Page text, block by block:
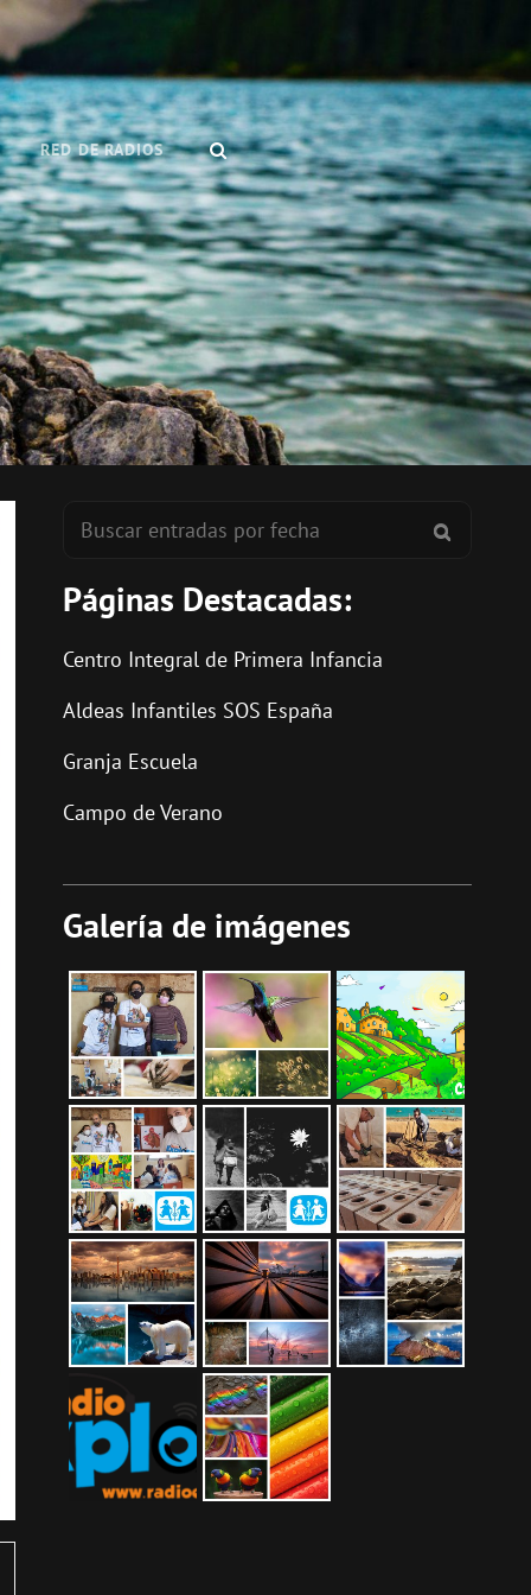
RED DE RADIOS BUSCAR
Buscar:
Páginas Destacadas:
Centro Integral de Primera Infancia
Aldeas Infantiles SOS España
Granja Escuela
Campo de Verano
Galería de imágenes